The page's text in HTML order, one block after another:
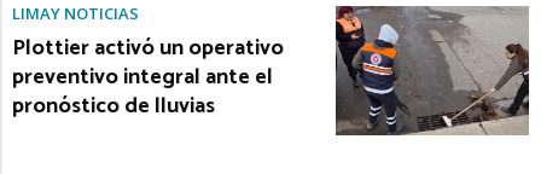
LIMAY NOTICIAS
Plottier activó un operativo
preventivo integral ante el
pronóstico de lluvias